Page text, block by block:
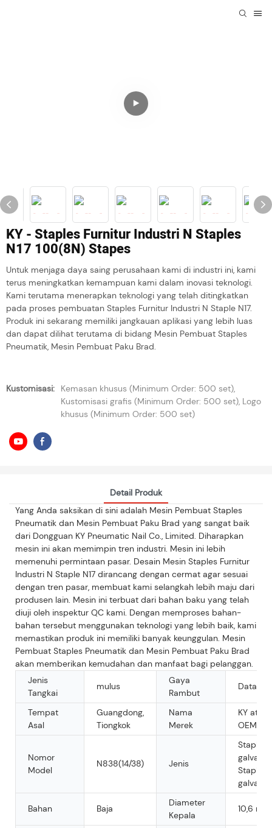
KY - Staples Furnitur Industri N Staples
N17 100(8N) Stapes
Untuk menjaga daya saing perusahaan kami di industri ini, kami
terus meningkatkan kemampuan kami dalam inovasi teknologi.
Kami terutama menerapkan teknologi yang telah ditingkatkan
pada proses pembuatan Staples Furnitur Industri N Staple N17.
Produk ini sekarang memiliki jangkauan aplikasi yang lebih luas
dan dapat dilihat terutama di bidang Mesin Pembuat Staples
Pneumatik, Mesin Pembuat Paku Brad.
Kustomisasi:
Kemasan khusus (Minimum Order: 500 set),
Kustomisasi grafis (Minimum Order: 500 set), Logo
khusus (Minimum Order: 500 set)
Detail Produk
Yang Anda saksikan di sini adalah Mesin Pembuat Staples
Pneumatik dan Mesin Pembuat Paku Brad yang sangat baik
dari Dongguan KY Pneumatic Nail Co., Limited. Diharapkan
mesin ini akan memimpin tren industri. Mesin ini lebih
memenuhi permintaan pasar. Desain Mesin Staples Furnitur
Industri N Staple N17 dirancang dengan cermat agar sesuai
dengan tren pasar, membuat kami selangkah lebih maju dari
produsen lain. Mesin ini terbuat dari bahan baku yang telah
diuji oleh inspektur QC kami. Dengan memproses bahan-
bahan tersebut menggunakan teknologi yang lebih baik, kami
memastikan produk ini memiliki banyak keunggulan. Mesin
Pembuat Staples Pneumatik dan Mesin Pembuat Paku Brad
akan memberikan kemudahan dan manfaat bagi pelanggan.
Jenis
Tangkai
mulus
Gaya
Rambut
Datar
Tempat
Asal
Guangdong,
Tiongkok
Nama
Merek
KY atau
OEM
Nomor
Model
N838(14/38) Jenis
Staples
galvanis,
Staples
galvanis
Bahan Baja
Diameter
Kepala
10,6 mm